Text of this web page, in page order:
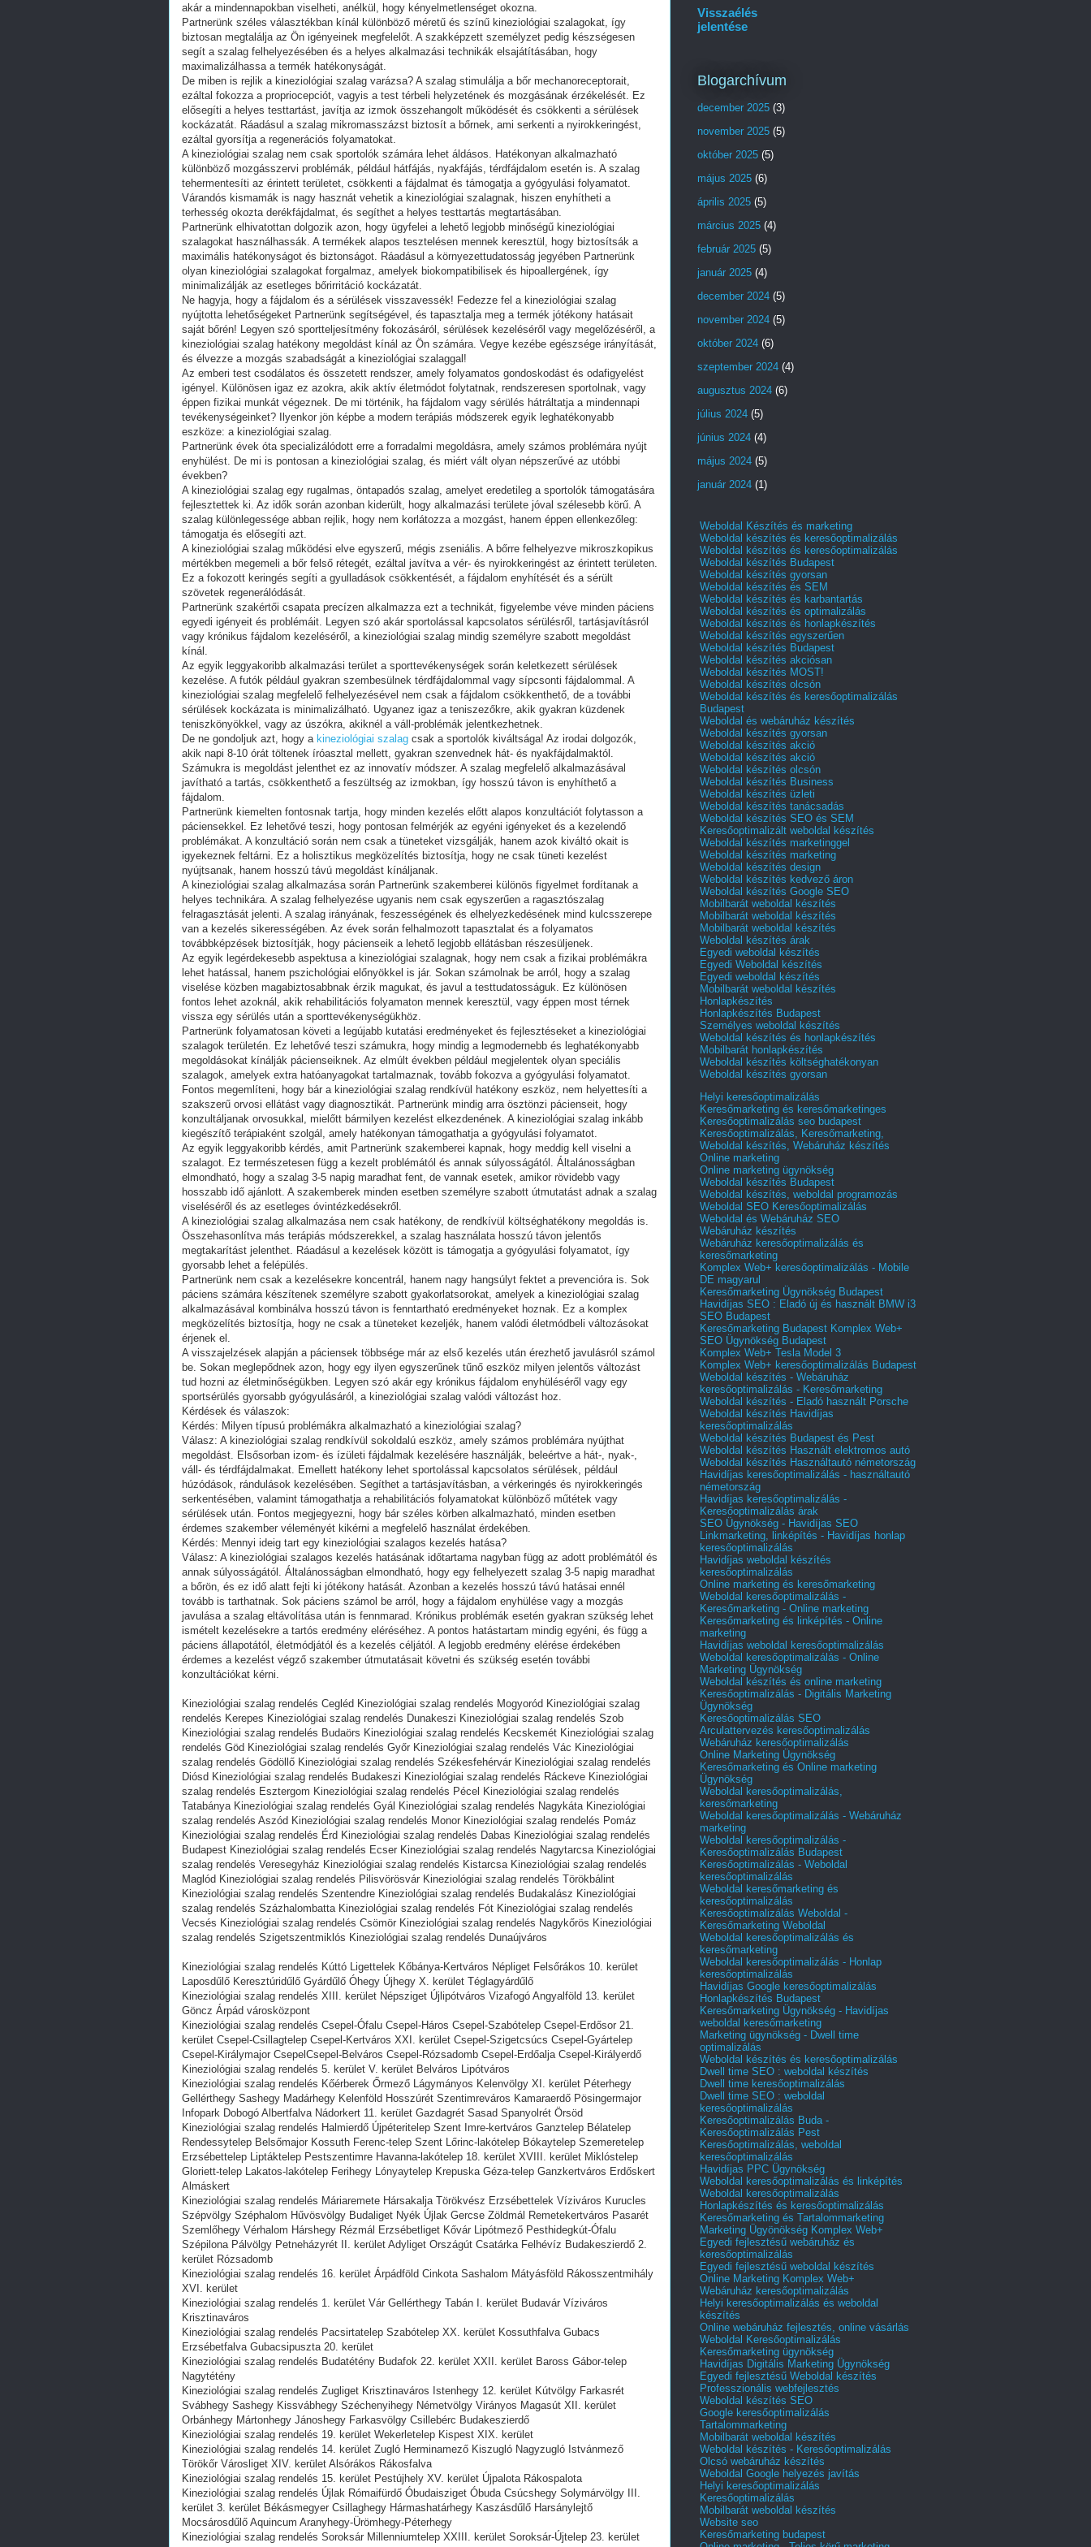
akár a mindennapokban viselheti, anélkül, hogy kényelmetlenséget okozna.
Partnerünk széles választékban kínál különböző méretű és színű kineziológiai szalagokat, így
biztosan megtalálja az Ön igényeinek megfelelőt. A szakképzett személyzet pedig készségesen
segít a szalag felhelyezésében és a helyes alkalmazási technikák elsajátításában, hogy
maximalizálhassa a termék hatékonyságát.
De miben is rejlik a kineziológiai szalag varázsa? A szalag stimulálja a bőr mechanoreceptorait,
ezáltal fokozza a propriocepciót, vagyis a test térbeli helyzetének és mozgásának érzékelését. Ez
elősegíti a helyes testtartást, javítja az izmok összehangolt működését és csökkenti a sérülések
kockázatát. Ráadásul a szalag mikromasszázst biztosít a bőrnek, ami serkenti a nyirokkeringést,
ezáltal gyorsítja a regenerációs folyamatokat.
A kineziológiai szalag nem csak sportolók számára lehet áldásos. Hatékonyan alkalmazható
különböző mozgásszervi problémák, például hátfájás, nyakfájás, térdfájdalom esetén is. A szalag
tehermentesíti az érintett területet, csökkenti a fájdalmat és támogatja a gyógyulási folyamatot.
Várandós kismamák is nagy hasznát vehetik a kineziológiai szalagnak, hiszen enyhítheti a
terhesség okozta derékfájdalmat, és segíthet a helyes testtartás megtartásában.
Partnerünk elhivatottan dolgozik azon, hogy ügyfelei a lehető legjobb minőségű kineziológiai
szalagokat használhassák. A termékek alapos tesztelésen mennek keresztül, hogy biztosítsák a
maximális hatékonyságot és biztonságot. Ráadásul a környezettudatosság jegyében Partnerünk
olyan kineziológiai szalagokat forgalmaz, amelyek biokompatibilisek és hipoallergének, így
minimalizálják az esetleges bőrirritáció kockázatát.
Ne hagyja, hogy a fájdalom és a sérülések visszavessék! Fedezze fel a kineziológiai szalag
nyújtotta lehetőségeket Partnerünk segítségével, és tapasztalja meg a termék jótékony hatásait
saját bőrén! Legyen szó sportteljesítmény fokozásáról, sérülések kezeléséről vagy megelőzéséről, a
kineziológiai szalag hatékony megoldást kínál az Ön számára. Vegye kezébe egészsége irányítását,
és élvezze a mozgás szabadságát a kineziológiai szalaggal!
Az emberi test csodálatos és összetett rendszer, amely folyamatos gondoskodást és odafigyelést
igényel. Különösen igaz ez azokra, akik aktív életmódot folytatnak, rendszeresen sportolnak, vagy
éppen fizikai munkát végeznek. De mi történik, ha fájdalom vagy sérülés hátráltatja a mindennapi
tevékenységeinket? Ilyenkor jön képbe a modern terápiás módszerek egyik leghatékonyabb
eszköze: a kineziológiai szalag.
Partnerünk évek óta specializálódott erre a forradalmi megoldásra, amely számos problémára nyújt
enyhülést. De mi is pontosan a kineziológiai szalag, és miért vált olyan népszerűvé az utóbbi
években?
A kineziológiai szalag egy rugalmas, öntapadós szalag, amelyet eredetileg a sportolók támogatására
fejlesztettek ki. Az idők során azonban kiderült, hogy alkalmazási területe jóval szélesebb körű. A
szalag különlegessége abban rejlik, hogy nem korlátozza a mozgást, hanem éppen ellenkezőleg:
támogatja és elősegíti azt.
A kineziológiai szalag működési elve egyszerű, mégis zseniális. A bőrre felhelyezve mikroszkopikus
mértékben megemeli a bőr felső rétegét, ezáltal javítva a vér- és nyirokkeringést az érintett területen.
Ez a fokozott keringés segíti a gyulladások csökkentését, a fájdalom enyhítését és a sérült
szövetek regenerálódását.
Partnerünk szakértői csapata precízen alkalmazza ezt a technikát, figyelembe véve minden páciens
egyedi igényeit és problémáit. Legyen szó akár sportolással kapcsolatos sérülésről, tartásjavításról
vagy krónikus fájdalom kezeléséről, a kineziológiai szalag mindig személyre szabott megoldást
kínál.
Az egyik leggyakoribb alkalmazási terület a sporttevékenységek során keletkezett sérülések
kezelése. A futók például gyakran szembesülnek térdfájdalommal vagy sípcsonti fájdalommal. A
kineziológiai szalag megfelelő felhelyezésével nem csak a fájdalom csökkenthető, de a további
sérülések kockázata is minimalizálható. Ugyanez igaz a teniszezőkre, akik gyakran küzdenek
teniszkönyökkel, vagy az úszókra, akiknél a váll-problémák jelentkezhetnek.
De ne gondoljuk azt, hogy a kineziológiai szalag csak a sportolók kiváltsága! Az irodai dolgozók,
akik napi 8-10 órát töltenek íróasztal mellett, gyakran szenvednek hát- és nyakfájdalmaktól.
Számukra is megoldást jelenthet ez az innovatív módszer. A szalag megfelelő alkalmazásával
javítható a tartás, csökkenthető a feszültség az izmokban, így hosszú távon is enyhíthető a
fájdalom.
Partnerünk kiemelten fontosnak tartja, hogy minden kezelés előtt alapos konzultációt folytasson a
páciensekkel. Ez lehetővé teszi, hogy pontosan felmérjék az egyéni igényeket és a kezelendő
problémákat. A konzultáció során nem csak a tüneteket vizsgálják, hanem azok kiváltó okait is
igyekeznek feltárni. Ez a holisztikus megközelítés biztosítja, hogy ne csak tüneti kezelést
nyújtsanak, hanem hosszú távú megoldást kínáljanak.
A kineziológiai szalag alkalmazása során Partnerünk szakemberei különös figyelmet fordítanak a
helyes technikára. A szalag felhelyezése ugyanis nem csak egyszerűen a ragasztószalag
felragasztását jelenti. A szalag irányának, feszességének és elhelyezkedésének mind kulcsszerepe
van a kezelés sikerességében. Az évek során felhalmozott tapasztalat és a folyamatos
továbbképzések biztosítják, hogy pácienseik a lehető legjobb ellátásban részesüljenek.
Az egyik legérdekesebb aspektusa a kineziológiai szalagnak, hogy nem csak a fizikai problémákra
lehet hatással, hanem pszichológiai előnyökkel is jár. Sokan számolnak be arról, hogy a szalag
viselése közben magabiztosabbnak érzik magukat, és javul a testtudatosságuk. Ez különösen
fontos lehet azoknál, akik rehabilitációs folyamaton mennek keresztül, vagy éppen most térnek
vissza egy sérülés után a sporttevékenységükhöz.
Partnerünk folyamatosan követi a legújabb kutatási eredményeket és fejlesztéseket a kineziológiai
szalagok területén. Ez lehetővé teszi számukra, hogy mindig a legmodernebb és leghatékonyabb
megoldásokat kínálják pácienseiknek. Az elmúlt években például megjelentek olyan speciális
szalagok, amelyek extra hatóanyagokat tartalmaznak, tovább fokozva a gyógyulási folyamatot.
Fontos megemlíteni, hogy bár a kineziológiai szalag rendkívül hatékony eszköz, nem helyettesíti a
szakszerű orvosi ellátást vagy diagnosztikát. Partnerünk mindig arra ösztönzi pácienseit, hogy
konzultáljanak orvosukkal, mielőtt bármilyen kezelést elkezdenének. A kineziológiai szalag inkább
kiegészítő terápiaként szolgál, amely hatékonyan támogathatja a gyógyulási folyamatot.
Az egyik leggyakoribb kérdés, amit Partnerünk szakemberei kapnak, hogy meddig kell viselni a
szalagot. Ez természetesen függ a kezelt problémától és annak súlyosságától. Általánosságban
elmondható, hogy a szalag 3-5 napig maradhat fent, de vannak esetek, amikor rövidebb vagy
hosszabb idő ajánlott. A szakemberek minden esetben személyre szabott útmutatást adnak a szalag
viseléséről és az esetleges óvintézkedésekről.
A kineziológiai szalag alkalmazása nem csak hatékony, de rendkívül költséghatékony megoldás is.
Összehasonlítva más terápiás módszerekkel, a szalag használata hosszú távon jelentős
megtakarítást jelenthet. Ráadásul a kezelések között is támogatja a gyógyulási folyamatot, így
gyorsabb lehet a felépülés.
Partnerünk nem csak a kezelésekre koncentrál, hanem nagy hangsúlyt fektet a prevencióra is. Sok
páciens számára készítenek személyre szabott gyakorlatsorokat, amelyek a kineziológiai szalag
alkalmazásával kombinálva hosszú távon is fenntartható eredményeket hoznak. Ez a komplex
megközelítés biztosítja, hogy ne csak a tüneteket kezeljék, hanem valódi életmódbeli változásokat
érjenek el.
A visszajelzések alapján a páciensek többsége már az első kezelés után érezhető javulásról számol
be. Sokan meglepődnek azon, hogy egy ilyen egyszerűnek tűnő eszköz milyen jelentős változást
tud hozni az életminőségükben. Legyen szó akár egy krónikus fájdalom enyhüléséről vagy egy
sportsérülés gyorsabb gyógyulásáról, a kineziológiai szalag valódi változást hoz.
Kérdések és válaszok:
Kérdés: Milyen típusú problémákra alkalmazható a kineziológiai szalag?
Válasz: A kineziológiai szalag rendkívül sokoldalú eszköz, amely számos problémára nyújthat
megoldást. Elsősorban izom- és ízületi fájdalmak kezelésére használják, beleértve a hát-, nyak-,
váll- és térdfájdalmakat. Emellett hatékony lehet sportolással kapcsolatos sérülések, például
húzódások, rándulások kezelésében. Segíthet a tartásjavításban, a vérkeringés és nyirokkeringés
serkentésében, valamint támogathatja a rehabilitációs folyamatokat különböző műtétek vagy
sérülések után. Fontos megjegyezni, hogy bár széles körben alkalmazható, minden esetben
érdemes szakember véleményét kikérni a megfelelő használat érdekében.
Kérdés: Mennyi ideig tart egy kineziológiai szalagos kezelés hatása?
Válasz: A kineziológiai szalagos kezelés hatásának időtartama nagyban függ az adott problémától és
annak súlyosságától. Általánosságban elmondható, hogy egy felhelyezett szalag 3-5 napig maradhat
a bőrön, és ez idő alatt fejti ki jótékony hatását. Azonban a kezelés hosszú távú hatásai ennél
tovább is tarthatnak. Sok páciens számol be arról, hogy a fájdalom enyhülése vagy a mozgás
javulása a szalag eltávolítása után is fennmarad. Krónikus problémák esetén gyakran szükség lehet
ismételt kezelésekre a tartós eredmény eléréséhez. A pontos hatástartam mindig egyéni, és függ a
páciens állapotától, életmódjától és a kezelés céljától. A legjobb eredmény elérése érdekében
érdemes a kezelést végző szakember útmutatásait követni és szükség esetén további
konzultációkat kérni.
Kineziológiai szalag rendelés Cegléd Kineziológiai szalag rendelés Mogyoród Kineziológiai szalag
rendelés Kerepes Kineziológiai szalag rendelés Dunakeszi Kineziológiai szalag rendelés Szob
Kineziológiai szalag rendelés Budaörs Kineziológiai szalag rendelés Kecskemét Kineziológiai szalag
rendelés Göd Kineziológiai szalag rendelés Győr Kineziológiai szalag rendelés Vác Kineziológiai
szalag rendelés Gödöllő Kineziológiai szalag rendelés Székesfehérvár Kineziológiai szalag rendelés
Diósd Kineziológiai szalag rendelés Budakeszi Kineziológiai szalag rendelés Ráckeve Kineziológiai
szalag rendelés Esztergom Kineziológiai szalag rendelés Pécel Kineziológiai szalag rendelés
Tatabánya Kineziológiai szalag rendelés Gyál Kineziológiai szalag rendelés Nagykáta Kineziológiai
szalag rendelés Aszód Kineziológiai szalag rendelés Monor Kineziológiai szalag rendelés Pomáz
Kineziológiai szalag rendelés Érd Kineziológiai szalag rendelés Dabas Kineziológiai szalag rendelés
Budapest Kineziológiai szalag rendelés Ecser Kineziológiai szalag rendelés Nagytarcsa Kineziológiai
szalag rendelés Veresegyház Kineziológiai szalag rendelés Kistarcsa Kineziológiai szalag rendelés
Maglód Kineziológiai szalag rendelés Pilisvörösvár Kineziológiai szalag rendelés Törökbálint
Kineziológiai szalag rendelés Szentendre Kineziológiai szalag rendelés Budakalász Kineziológiai
szalag rendelés Százhalombatta Kineziológiai szalag rendelés Fót Kineziológiai szalag rendelés
Vecsés Kineziológiai szalag rendelés Csömör Kineziológiai szalag rendelés Nagykőrös Kineziológiai
szalag rendelés Szigetszentmiklós Kineziológiai szalag rendelés Dunaújváros
Kineziológiai szalag rendelés Kúttó Ligettelek Kőbánya-Kertváros Népliget Felsőrákos 10. kerület
Laposdűlő Keresztúridűlő Gyárdűlő Óhegy Újhegy X. kerület Téglagyárdűlő
Kineziológiai szalag rendelés XIII. kerület Népsziget Újlipótváros Vizafogó Angyalföld 13. kerület
Göncz Árpád városközpont
Kineziológiai szalag rendelés Csepel-Ófalu Csepel-Háros Csepel-Szabótelep Csepel-Erdősor 21.
kerület Csepel-Csillagtelep Csepel-Kertváros XXI. kerület Csepel-Szigetcsúcs Csepel-Gyártelep
Csepel-Királymajor CsepelCsepel-Belváros Csepel-Rózsadomb Csepel-Erdőalja Csepel-Királyerdő
Kineziológiai szalag rendelés 5. kerület V. kerület Belváros Lipótváros
Kineziológiai szalag rendelés Kőérberek Őrmező Lágymányos Kelenvölgy XI. kerület Péterhegy
Gellérthegy Sashegy Madárhegy Kelenföld Hosszúrét Szentimreváros Kamaraerdő Pösingermajor
Infopark Dobogó Albertfalva Nádorkert 11. kerület Gazdagrét Sasad Spanyolrét Örsöd
Kineziológiai szalag rendelés Halmierdő Újpéteritelep Szent Imre-kertváros Ganztelep Bélatelep
Rendessytelep Belsőmajor Kossuth Ferenc-telep Szent Lőrinc-lakótelep Bókaytelep Szemeretelep
Erzsébettelep Liptáktelep Pestszentimre Havanna-lakótelep 18. kerület XVIII. kerület Miklóstelep
Gloriett-telep Lakatos-lakótelep Ferihegy Lónyaytelep Krepuska Géza-telep Ganzkertváros Erdőskert
Almáskert
Kineziológiai szalag rendelés Máriaremete Hársakalja Törökvész Erzsébettelek Víziváros Kurucles
Szépvölgy Széphalom Hűvösvölgy Budaliget Nyék Újlak Gercse Zöldmál Remetekertváros Pasarét
Szemlőhegy Vérhalom Hárshegy Rézmál Erzsébetliget Kővár Lipótmező Pesthidegkút-Ófalu
Szépilona Pálvölgy Petneházyrét II. kerület Adyliget Országút Csatárka Felhévíz Budakeszierdő 2.
kerület Rózsadomb
Kineziológiai szalag rendelés 16. kerület Árpádföld Cinkota Sashalom Mátyásföld Rákosszentmihály
XVI. kerület
Kineziológiai szalag rendelés 1. kerület Vár Gellérthegy Tabán I. kerület Budavár Víziváros
Krisztinaváros
Kineziológiai szalag rendelés Pacsirtatelep Szabótelep XX. kerület Kossuthfalva Gubacs
Erzsébetfalva Gubacsipuszta 20. kerület
Kineziológiai szalag rendelés Budatétény Budafok 22. kerület XXII. kerület Baross Gábor-telep
Nagytétény
Kineziológiai szalag rendelés Zugliget Krisztinaváros Istenhegy 12. kerület Kútvölgy Farkasrét
Svábhegy Sashegy Kissvábhegy Széchenyihegy Németvölgy Virányos Magasút XII. kerület
Orbánhegy Mártonhegy Jánoshegy Farkasvölgy Csillebérc Budakeszierdő
Kineziológiai szalag rendelés 19. kerület Wekerletelep Kispest XIX. kerület
Kineziológiai szalag rendelés 14. kerület Zugló Herminamező Kiszugló Nagyzugló Istvánmező
Törökőr Városliget XIV. kerület Alsórákos Rákosfalva
Kineziológiai szalag rendelés 15. kerület Pestújhely XV. kerület Újpalota Rákospalota
Kineziológiai szalag rendelés Újlak Rómaifürdő Óbudaisziget Óbuda Csúcshegy Solymárvölgy III.
kerület 3. kerület Békásmegyer Csillaghegy Hármashatárhegy Kaszásdűlő Harsánylejtő
Mocsárosdűlő Aquincum Aranyhegy-Ürömhegy-Péterhegy
Kineziológiai szalag rendelés Soroksár Millenniumtelep XXIII. kerület Soroksár-Újtelep 23. kerület
Visszaélés
jelentése
Blogarchívum
december 2025 (3)
november 2025 (5)
október 2025 (5)
május 2025 (6)
április 2025 (5)
március 2025 (4)
február 2025 (5)
január 2025 (4)
december 2024 (5)
november 2024 (5)
október 2024 (6)
szeptember 2024 (4)
augusztus 2024 (6)
július 2024 (5)
június 2024 (4)
május 2024 (5)
január 2024 (1)
Weboldal Készítés és marketing
Weboldal készítés és keresőoptimalizálás
Weboldal készítés és keresőoptimalizálás
Weboldal készítés Budapest
Weboldal készítés gyorsan
Weboldal készítés és SEM
Weboldal készítés és karbantartás
Weboldal készítés és optimalizálás
Weboldal készítés és honlapkészítés
Weboldal készítés egyszerűen
Weboldal készítés Budapest
Weboldal készítés akciósan
Weboldal készítés MOST!
Weboldal készítés olcsón
Weboldal készítés és keresőoptimalizálás
Budapest
Weboldal és webáruház készítés
Weboldal készítés gyorsan
Weboldal készítés akció
Weboldal készítés akció
Weboldal készítés olcsón
Weboldal készítés Business
Weboldal készítés üzleti
Weboldal készítés tanácsadás
Weboldal készítés SEO és SEM
Keresőoptimalizált weboldal készítés
Weboldal készítés marketinggel
Weboldal készítés marketing
Weboldal készítés design
Weboldal készítés kedvező áron
Weboldal készítés Google SEO
Mobilbarát weboldal készítés
Mobilbarát weboldal készítés
Mobilbarát weboldal készítés
Weboldal készítés árak
Egyedi weboldal készítés
Egyedi Weboldal készítés
Egyedi weboldal készítés
Mobilbarát weboldal készítés
Honlapkészítés
Honlapkészítés Budapest
Személyes weboldal készítés
Weboldal készítés és honlapkészítés
Mobilbarát honlapkészítés
Weboldal készítés költséghatékonyan
Weboldal készítés gyorsan
Helyi keresőoptimalizálás
Keresőmarketing és keresőmarketinges
Keresőoptimalizálás seo budapest
Keresőoptimalizálás, Keresőmarketing,
Weboldal készítés, Webáruház készítés
Online marketing
Online marketing ügynökség
Weboldal készítés Budapest
Weboldal készítés, weboldal programozás
Weboldal SEO Keresőoptimalizálás
Weboldal és Webáruház SEO
Webáruház készítés
Webáruház keresőoptimalizálás és
keresőmarketing
Komplex Web+ keresőoptimalizálás - Mobile
DE magyarul
Keresőmarketing Ügynökség Budapest
Havidíjas SEO : Eladó új és használt BMW i3
SEO Budapest
Keresőmarketing Budapest Komplex Web+
SEO Ügynökség Budapest
Komplex Web+ Tesla Model 3
Komplex Web+ keresőoptimalizálás Budapest
Weboldal készítés - Webáruház
keresőoptimalizálás - Keresőmarketing
Weboldal készítés - Eladó használt Porsche
Weboldal készítés Havidíjas
keresőoptimalizálás
Weboldal készítés Budapest és Pest
Weboldal készítés Használt elektromos autó
Weboldal készítés Használtautó németország
Havidíjas keresőoptimalizálás - használtautó
németország
Havidíjas keresőoptimalizálás -
Keresőoptimalizálás árak
SEO Ügynökség - Havidíjas SEO
Linkmarketing, linképítés - Havidíjas honlap
keresőoptimalizálás
Havidíjas weboldal készítés
keresőoptimalizálás
Online marketing és keresőmarketing
Weboldal keresőoptimalizálás -
Keresőmarketing - Online marketing
Keresőmarketing és linképítés - Online
marketing
Havidíjas weboldal keresőoptimalizálás
Weboldal keresőoptimalizálás - Online
Marketing Ügynökség
Weboldal készítés és online marketing
Keresőoptimalizálás - Digitális Marketing
Ügynökség
Keresőoptimalizálás SEO
Arculattervezés keresőoptimalizálás
Webáruház keresőoptimalizálás
Online Marketing Ügynökség
Keresőmarketing és Online marketing
Ügynökség
Weboldal keresőoptimalizálás,
keresőmarketing
Weboldal keresőoptimalizálás - Webáruház
marketing
Weboldal keresőoptimalizálás -
Keresőoptimalizálás Budapest
Keresőoptimalizálás - Weboldal
keresőoptimalizálás
Weboldal keresőmarketing és
keresőoptimalizálás
Keresőoptimalizálás Weboldal -
Keresőmarketing Weboldal
Weboldal keresőoptimalizálás és
keresőmarketing
Weboldal keresőoptimalizálás - Honlap
keresőoptimalizálás
Havidíjas Google keresőoptimalizálás
Honlapkészítés Budapest
Keresőmarketing Ügynökség - Havidíjas
weboldal keresőmarketing
Marketing ügynökség - Dwell time
optimalizálás
Weboldal készítés és keresőoptimalizálás
Dwell time SEO : weboldal készítés
Dwell time keresőoptimalizálás
Dwell time SEO : weboldal
keresőoptimalizálás
Keresőoptimalizálás Buda -
Keresőoptimalizálás Pest
Keresőoptimalizálás, weboldal
keresőoptimalizálás
Havidíjas PPC Ügynökség
Weboldal keresőoptimalizálás és linképítés
Weboldal keresőoptimalizálás
Honlapkészítés és keresőoptimalizálás
Keresőmarketing és Tartalommarketing
Marketing Ügyönökség Komplex Web+
Egyedi fejlesztésű webáruház és
keresőoptimalizálás
Egyedi fejlesztésű weboldal készítés
Online Marketing Komplex Web+
Webáruház keresőoptimalizálás
Helyi keresőoptimalizálás és weboldal
készítés
Online webáruház fejlesztés, online vásárlás
Weboldal Keresőoptimalizálás
Keresőmarketing ügynökség
Havidíjas Digitális Marketing Ügynökség
Egyedi fejlesztésű Weboldal készítés
Professzionális webfejlesztés
Weboldal készítés SEO
Google keresőoptimalizálás
Tartalommarketing
Mobilbarát weboldal készítés
Weboldal készítés - Keresőoptimalizálás
Olcsó webáruház készítés
Weboldal Google helyezés javítás
Helyi keresőoptimalizálás
Keresőoptimalizálás
Mobilbarát weboldal készítés
Website seo
Keresőmarketing budapest